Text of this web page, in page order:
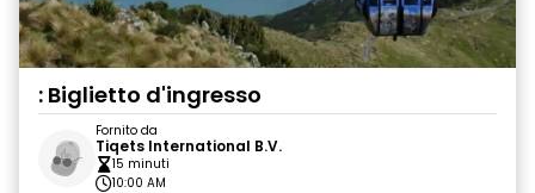
: Biglietto d'ingresso
Fornito da
Tiqets International B.V.
15 minuti
10:00 AM